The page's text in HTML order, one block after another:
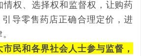
情权、选择权和监督权，让购药
引导零售药店正确合理定价，进
民和各界社会人士参与监督，